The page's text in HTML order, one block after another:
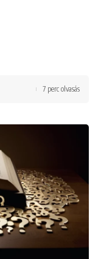
7 perc olvasás